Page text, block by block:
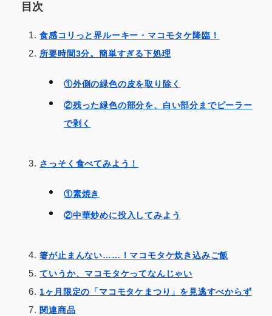
目次
食感コリっと界ルーキー・マコモタケ降臨！
所要時間3分。簡単すぎる下処理
①外側の緑色の皮を取り除く
②残った緑色の部分を、白い部分までピーラー
で剥く
さっそく食べてみよう！
①素焼き
②中華炒めに投入してみよう
箸が止まんない……！マコモタケ炊き込みご飯
ていうか、マコモタケってなんじゃい
1ヶ月限定の「マコモタケまつり」を見逃すべからず
関連商品